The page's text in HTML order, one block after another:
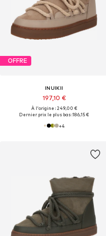
OFFRE
INUIKII
197,10 €
À l'origine : 249,00 €
Dernier prix le plus bas :186,15 €
+4